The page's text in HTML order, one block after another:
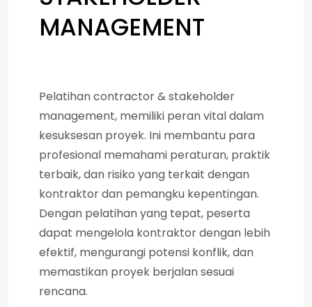
MANAGEMENT
Pelatihan contractor & stakeholder
management, memiliki peran vital dalam
kesuksesan proyek. Ini membantu para
profesional memahami peraturan, praktik
terbaik, dan risiko yang terkait dengan
kontraktor dan pemangku kepentingan.
Dengan pelatihan yang tepat, peserta
dapat mengelola kontraktor dengan lebih
efektif, mengurangi potensi konflik, dan
memastikan proyek berjalan sesuai
rencana.